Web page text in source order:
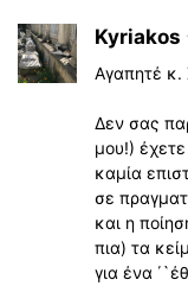
Kyriakos
Αγαπητέ κ.
Δεν σας
μου!)
καμία
σε
και η
πια) τα
για ένα